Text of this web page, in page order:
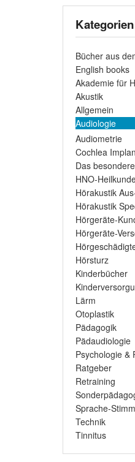
Kategorien
Bücher aus
English books
Akademie für
Akustik
Allgemein
Audiologie
Audiometrie
Cochlea
Das
HNO-
Hörakustik
Hörakustik
Hörgeräte-
Hörgeräte-
Hörsturz
Kinderbücher
Lärm
Otoplastik
Pädagogik
Pädaudiologie
Psychologie &
Ratgeber
Retraining
Sprache-
Technik
Tinnitus